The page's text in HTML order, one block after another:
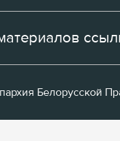
Белорусской